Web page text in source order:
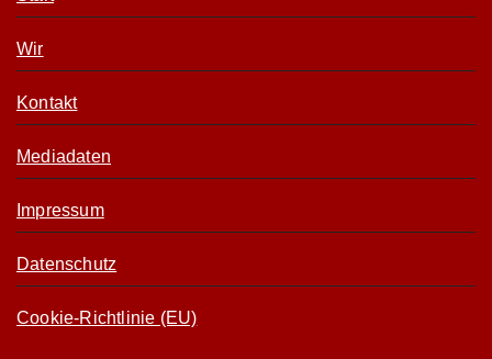
Wir
Kontakt
Mediadaten
Impressum
Datenschutz
Cookie-Richtlinie (EU)